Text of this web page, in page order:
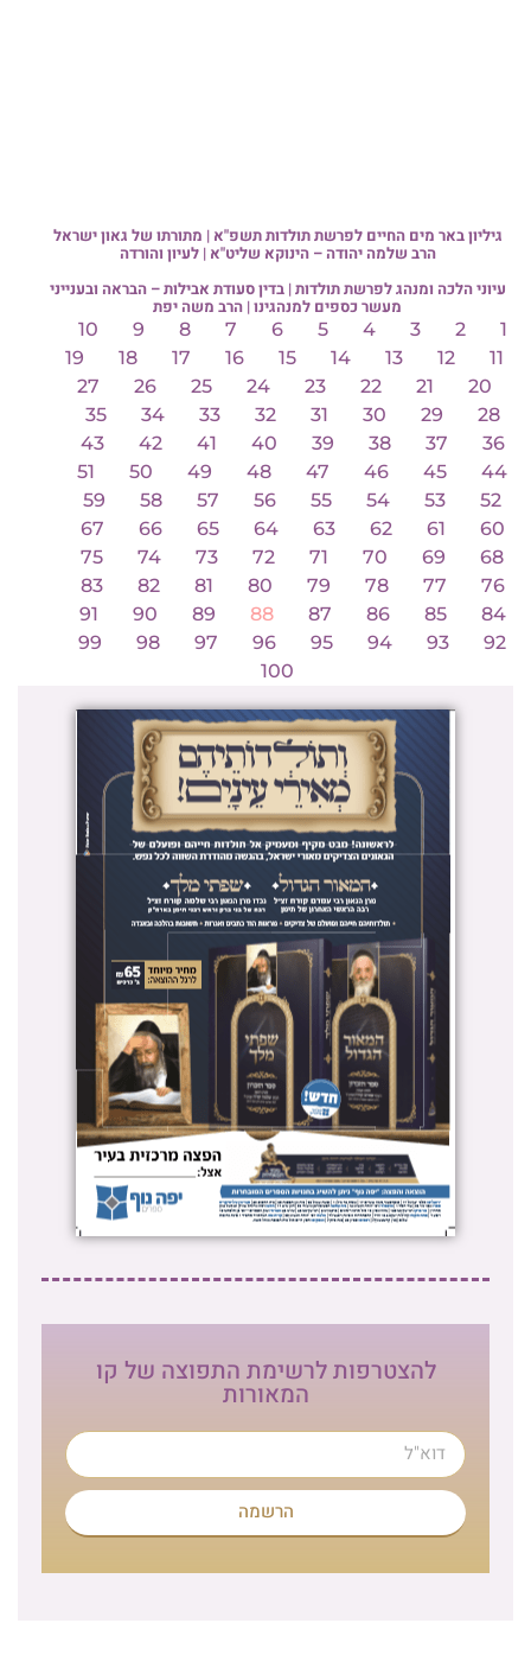
גיליון באר מים החיים לפרשת תולדות תשפ"א | מתורתו של גאון ישראל
הרב שלמה יהודה – הינוקא שליט"א | לעיון והורדה
עיוני הלכה ומנהג לפרשת תולדות | בדין סעודת אבילות – הבראה ובענייני
מעשר כספים למנהגינו | הרב משה יפת
1
2
3
4
5
6
7
8
9
10
11
12
13
14
15
16
17
18
19
20
21
22
23
24
25
26
27
28
29
30
31
32
33
34
35
36
37
38
39
40
41
42
43
44
45
46
47
48
49
50
51
52
53
54
55
56
57
58
59
60
61
62
63
64
65
66
67
68
69
70
71
72
73
74
75
76
77
78
79
80
81
82
83
84
85
86
87
88
89
90
91
92
93
94
95
96
97
98
99
100
להצטרפות לרשימת התפוצה של קו
המאורות
הרשמה